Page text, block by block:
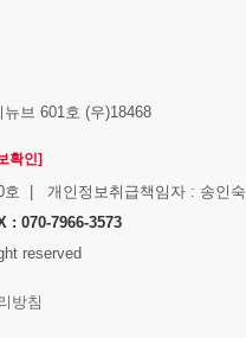
브 601호 (우)18468
확인]
호 | 개인정보취급책임자 : 송인숙
: 070-7966-3573
reserved
방침